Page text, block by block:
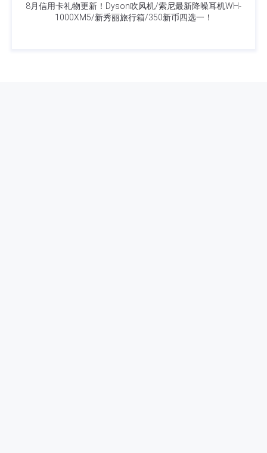
8月信用卡礼物更新！Dyson吹风机/索尼最新降噪耳机WH-
1000XM5/新秀丽旅行箱/350新币四选一！